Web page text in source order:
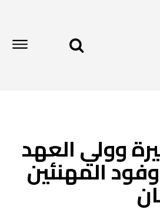
وولي العهد
المهنئين